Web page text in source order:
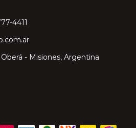
4411
- Misiones, Argentina